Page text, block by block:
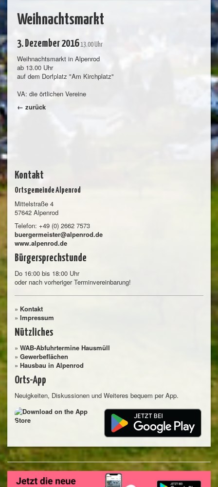
Weihnachtsmarkt
3. Dezember 2016 13.00 Uhr
Weihnachtsmarkt in Alpenrod
ab 13.00 Uhr
auf dem Dorfplatz "Am Kirchplatz"
VA: die örtlichen Vereine
← zurück
Kontakt
Ortsgemeinde Alpenrod
Mittelstraße 4
57642 Alpenrod
Telefon: +49 (0) 2662 7573
buergermeister@alpenrod.de
www.alpenrod.de
Bürgersprechstunde
Do 16:00 bis 18:00 Uhr
oder nach vorheriger Terminvereinbarung!
» Kontakt
» Impressum
Nützliches
» WAB-Abfuhrtermine Hausmüll
» Gewerbeflächen
» Hausbau in Alpenrod
Orts-App
Neuigkeiten, Diskussionen und Weiteres bequem per App.